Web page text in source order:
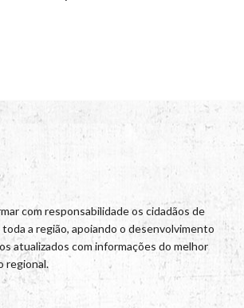
com responsabilidade os cidadãos de
a região, apoiando o desenvolvimento
atualizados com informações do melhor
regional.